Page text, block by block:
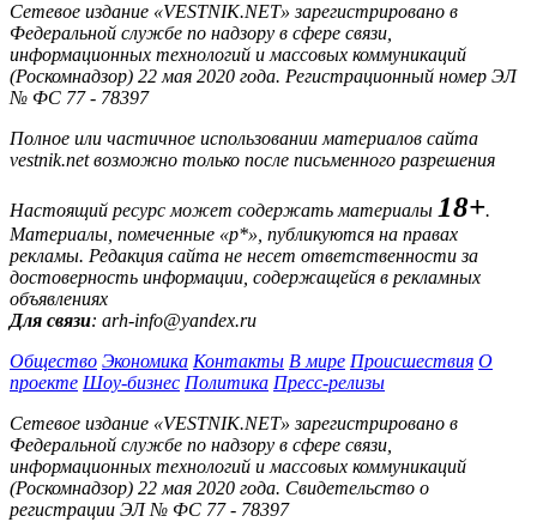
Сетевое издание «VESTNIK.NET» зарегистрировано в
Федеральной службе по надзору в сфере связи,
информационных технологий и массовых коммуникаций
(Роскомнадзор) 22 мая 2020 года. Регистрационный номер ЭЛ
№ ФС 77 - 78397
Полное или частичное использовании материалов сайта
vestnik.net возможно только после письменного разрешения
Настоящий ресурс может содержать материалы 18+.
Материалы, помеченные «р*», публикуются на правах
рекламы. Редакция сайта не несет ответственности за
достоверность информации, содержащейся в рекламных
объявлениях
Для связи: arh-info@yandex.ru
Общество Экономика Контакты В мире Происшествия О
проекте Шоу-бизнес Политика Пресс-релизы
Сетевое издание «VESTNIK.NET» зарегистрировано в
Федеральной службе по надзору в сфере связи,
информационных технологий и массовых коммуникаций
(Роскомнадзор) 22 мая 2020 года. Свидетельство о
регистрации ЭЛ № ФС 77 - 78397